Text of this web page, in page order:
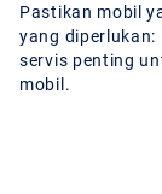
Pastikan mobil
yang diperlukan:
servis penting
mobil.